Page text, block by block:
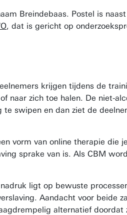
Breindebaas. Postel is
, dat is gericht op
krijgen tijdens de
zich toe halen. De niet-
swipen en dan ziet de
vorm van online therapie die
sprake van is. Als CBM
ligt op bewuste
Aandacht voor beide
alternatief doordat